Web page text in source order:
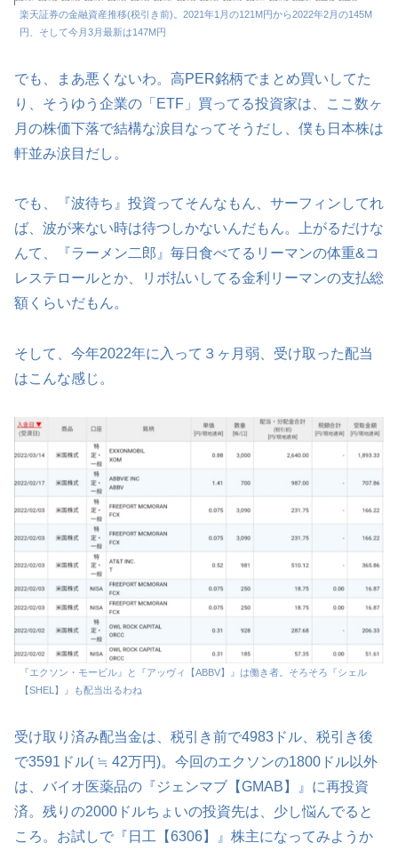
楽天証券の金融資産推移(税引き前)。2021年1月の121M円から2022年2月の145M
円、そして今月3月最新は147M円
でも、まあ悪くないわ。高PER銘柄でまとめ買いしてた
り、そうゆう企業の「ETF」買ってる投資家は、ここ数ヶ
月の株価下落で結構な涙目なってそうだし、僕も日本株は
軒並み涙目だし。
でも、『波待ち』投資ってそんなもん、サーフィンしてれ
ば、波が来ない時は待つしかないんだもん。上がるだけな
んて、『ラーメン二郎』毎日食べてるリーマンの体重&コ
レステロールとか、リボ払いしてる金利リーマンの支払総
額くらいだもん。
そして、今年2022年に入って３ヶ月弱、受け取った配当
はこんな感じ。
『エクソン・モービル』と『アッヴィ【ABBV】』は働き者。そろそろ『シェル
【SHEL】』も配当出るわね
受け取り済み配当金は、税引き前で4983ドル、税引き後
で3591ドル( ≒ 42万円)。今回のエクソンの1800ドル以外
は、バイオ医薬品の『ジェンマブ【GMAB】』に再投資
済。残りの2000ドルちょいの投資先は、少し悩んでると
ころ。お試しで『日工【6306】』株主になってみようか